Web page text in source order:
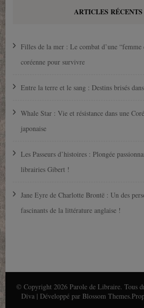
ARTICLES RÉCENTS
Filles de la mer : Le combat d’une “femme
coréenne pour survivre
Entre la terre et le sang : Destins brisés
Whale Star : Vie et résistance dans une
japonaise
Les Passeurs d’histoires : Plongée
librairies Gibert !
Jane Eyre de Charlotte Brontë : Un des
fascinants de la littérature anglaise !
© Copyright 2026 Parole de Libraire. Tous
Diva | Développé par Blossom Themes